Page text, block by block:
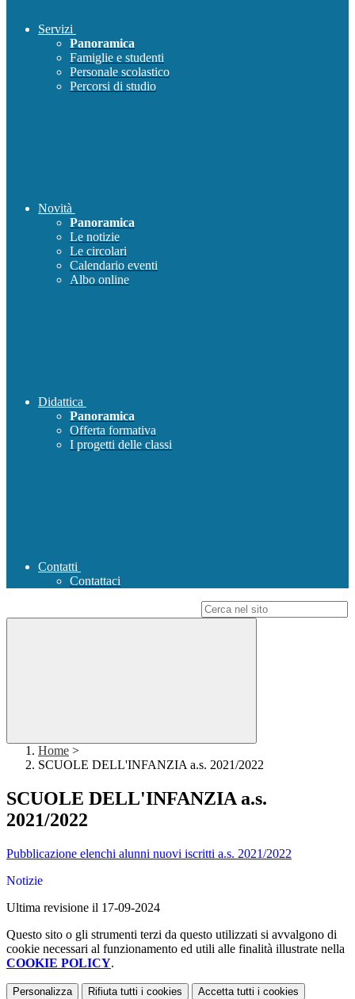
Servizi
Panoramica
Famiglie e studenti
Personale scolastico
Percorsi di studio
Novità
Panoramica
Le notizie
Le circolari
Calendario eventi
Albo online
Didattica
Panoramica
Offerta formativa
I progetti delle classi
Contatti
Contattaci
Home >
SCUOLE DELL'INFANZIA a.s. 2021/2022
SCUOLE DELL'INFANZIA a.s.
2021/2022
Pubblicazione elenchi alunni nuovi iscritti a.s. 2021/2022
Notizie
Ultima revisione il 17-09-2024
Questo sito o gli strumenti terzi da questo utilizzati si avvalgono di
cookie necessari al funzionamento ed utili alle finalità illustrate nella
COOKIE POLICY.
Personalizza Rifiuta tutti i cookies Accetta tutti i cookies